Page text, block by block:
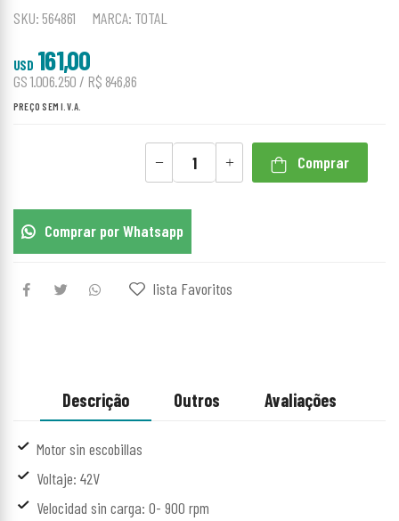
SKU:564861 MARCA: TOTAL
USD 161,00
GS 1.006.250 / R$ 846,86
PREÇO SEM I.V.A.
Comprar
Comprar por Whatsapp
lista Favoritos
Descrição Outros Avaliações
Motor sin escobillas
Voltaje: 42V
Velocidad sin carga: 0- 900 rpm